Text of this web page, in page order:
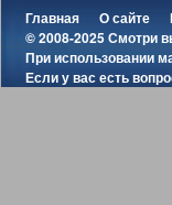
Главная О сайте
© 2008-2025 Смотри
При использовании
Если у вас есть